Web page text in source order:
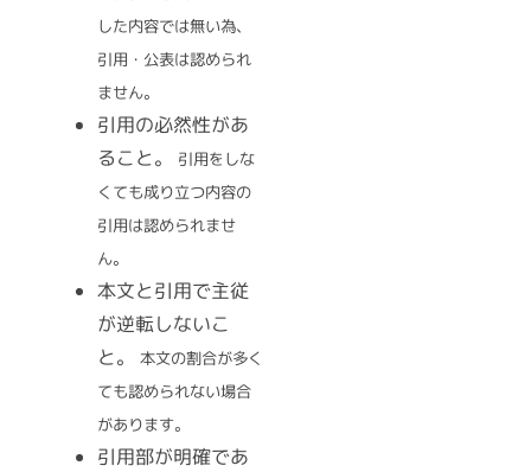
した内容では無い為、
引用・公表は認められ
ません。
引用の必然性があ
ること。
引用をしな
くても成り立つ内容の
引用は認められませ
ん。
本文と引用で主従
が逆転しないこ
と。
本文の割合が多く
ても認められない場合
があります。
引用部が明確であ